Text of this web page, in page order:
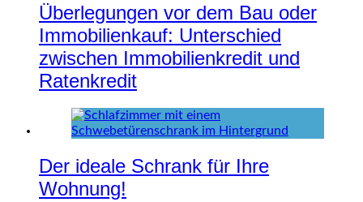
Überlegungen vor dem Bau oder
Immobilienkauf: Unterschied
zwischen Immobilienkredit und
Ratenkredit
Der ideale Schrank für Ihre
Wohnung!